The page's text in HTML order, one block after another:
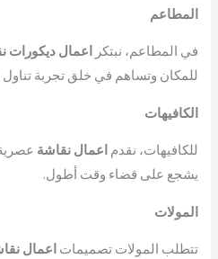
المطاعم
في المطاعم، نبتكر اعمال ديكورات
للمكان وتساهم في خلق تجربة تناول
الكافيهات
للكافيهات، نقدم اعمال نقاشة
يشجع على قضاء وقت أطول.
المولات
تتطلب المولات تصميمات اعمال